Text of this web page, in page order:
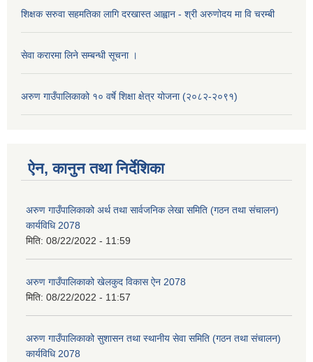
शिक्षक सरुवा सहमतिका लागि दरखास्त आह्वान - श्री अरुणोदय मा वि चरम्बी
सेवा करारमा लिने सम्बन्धी सूचना ।
अरुण गाउँपालिकाको १० वर्षे शिक्षा क्षेत्र योजना (२०८२-२०९१)
ऐन, कानुन तथा निर्देशिका
अरुण गाउँपालिकाको अर्थ तथा सार्वजनिक लेखा समिति (गठन तथा संचालन)
कार्यविधि 2078
मिति: 08/22/2022 - 11:59
अरुण गाउँपालिकाको खेलकुद विकास ऐन 2078
मिति: 08/22/2022 - 11:57
अरुण गाउँपालिकाको सुशासन तथा स्थानीय सेवा समिति (गठन तथा संचालन)
कार्यविधि 2078